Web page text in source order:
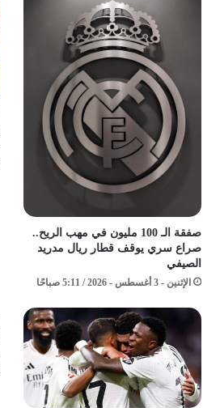
صفقة الـ 100 مليون في مهب الريح..
صراع سري يوقف قطار ريال مدريد
الصيفي
الإثنين - 3 أغسطس - 2026 / 5:11 صباحًا